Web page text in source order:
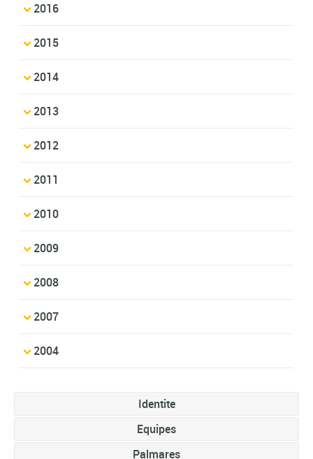
2016
2015
2014
2013
2012
2011
2010
2009
2008
2007
2004
Identite
Equipes
Palmares